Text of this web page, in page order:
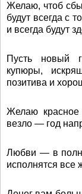
Желаю, чтоб
будут всегда с
и всегда будут
Пусть новый
купюры,
позитива и
Желаю
везло — год
Любви — в
исполнятся все